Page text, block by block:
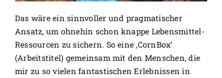
Das wäre ein sinnvoller und pragmatischer
Ansatz, um ohnehin schon knappe Lebensmittel-
Ressourcen zu sichern. So eine ‚CornBox‘
(Arbeitstitel) gemeinsam mit den Menschen, die
mir zu so vielen fantastischen Erlebnissen in